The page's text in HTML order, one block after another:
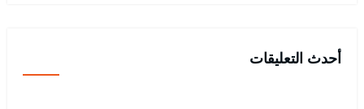
أحدث التعليقات